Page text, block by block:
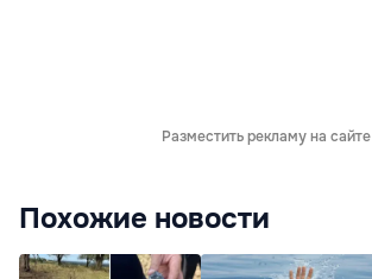
Разместить рекламу на сайте
Похожие новости